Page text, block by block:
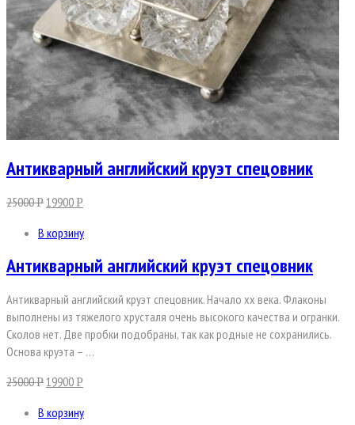
Антикварный английский круэт спецовник
25000Р19900Р
В корзину
Антикварный английский круэт спецовник
Антикварный английский круэт спецовник. Начало хх века. Флаконы
выполнены из тяжелого хрусталя очень высокого качества и огранки.
Сколов нет. Две пробки подобраны, так как родные не сохранились.
Основа круэта – …
25000Р19900Р
В корзину